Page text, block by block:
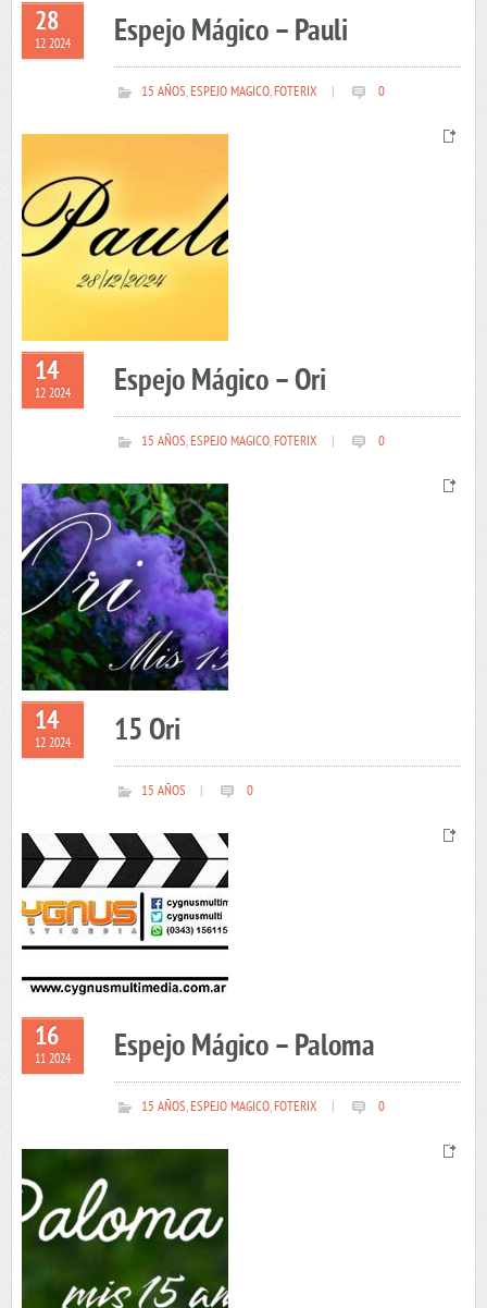
28
12 2024 Espejo Mágico – Pauli
15 AÑOS,ESPEJO MAGICO,FOTERIX 0
14
12 2024 Espejo Mágico – Ori
15 AÑOS,ESPEJO MAGICO,FOTERIX 0
14
12 2024 15 Ori
15 AÑOS 0
16
11 2024 Espejo Mágico – Paloma
15 AÑOS,ESPEJO MAGICO,FOTERIX 0